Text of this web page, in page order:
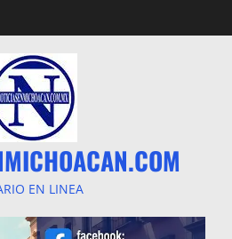
EN LINEA